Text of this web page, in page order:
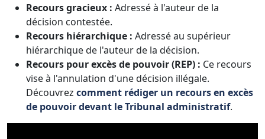
Recours gracieux : Adressé à l'auteur de la
décision contestée.
Recours hiérarchique : Adressé au supérieur
hiérarchique de l'auteur de la décision.
Recours pour excès de pouvoir (REP) : Ce recours
vise à l'annulation d'une décision illégale.
Découvrez comment rédiger un recours en excès
de pouvoir devant le Tribunal administratif.